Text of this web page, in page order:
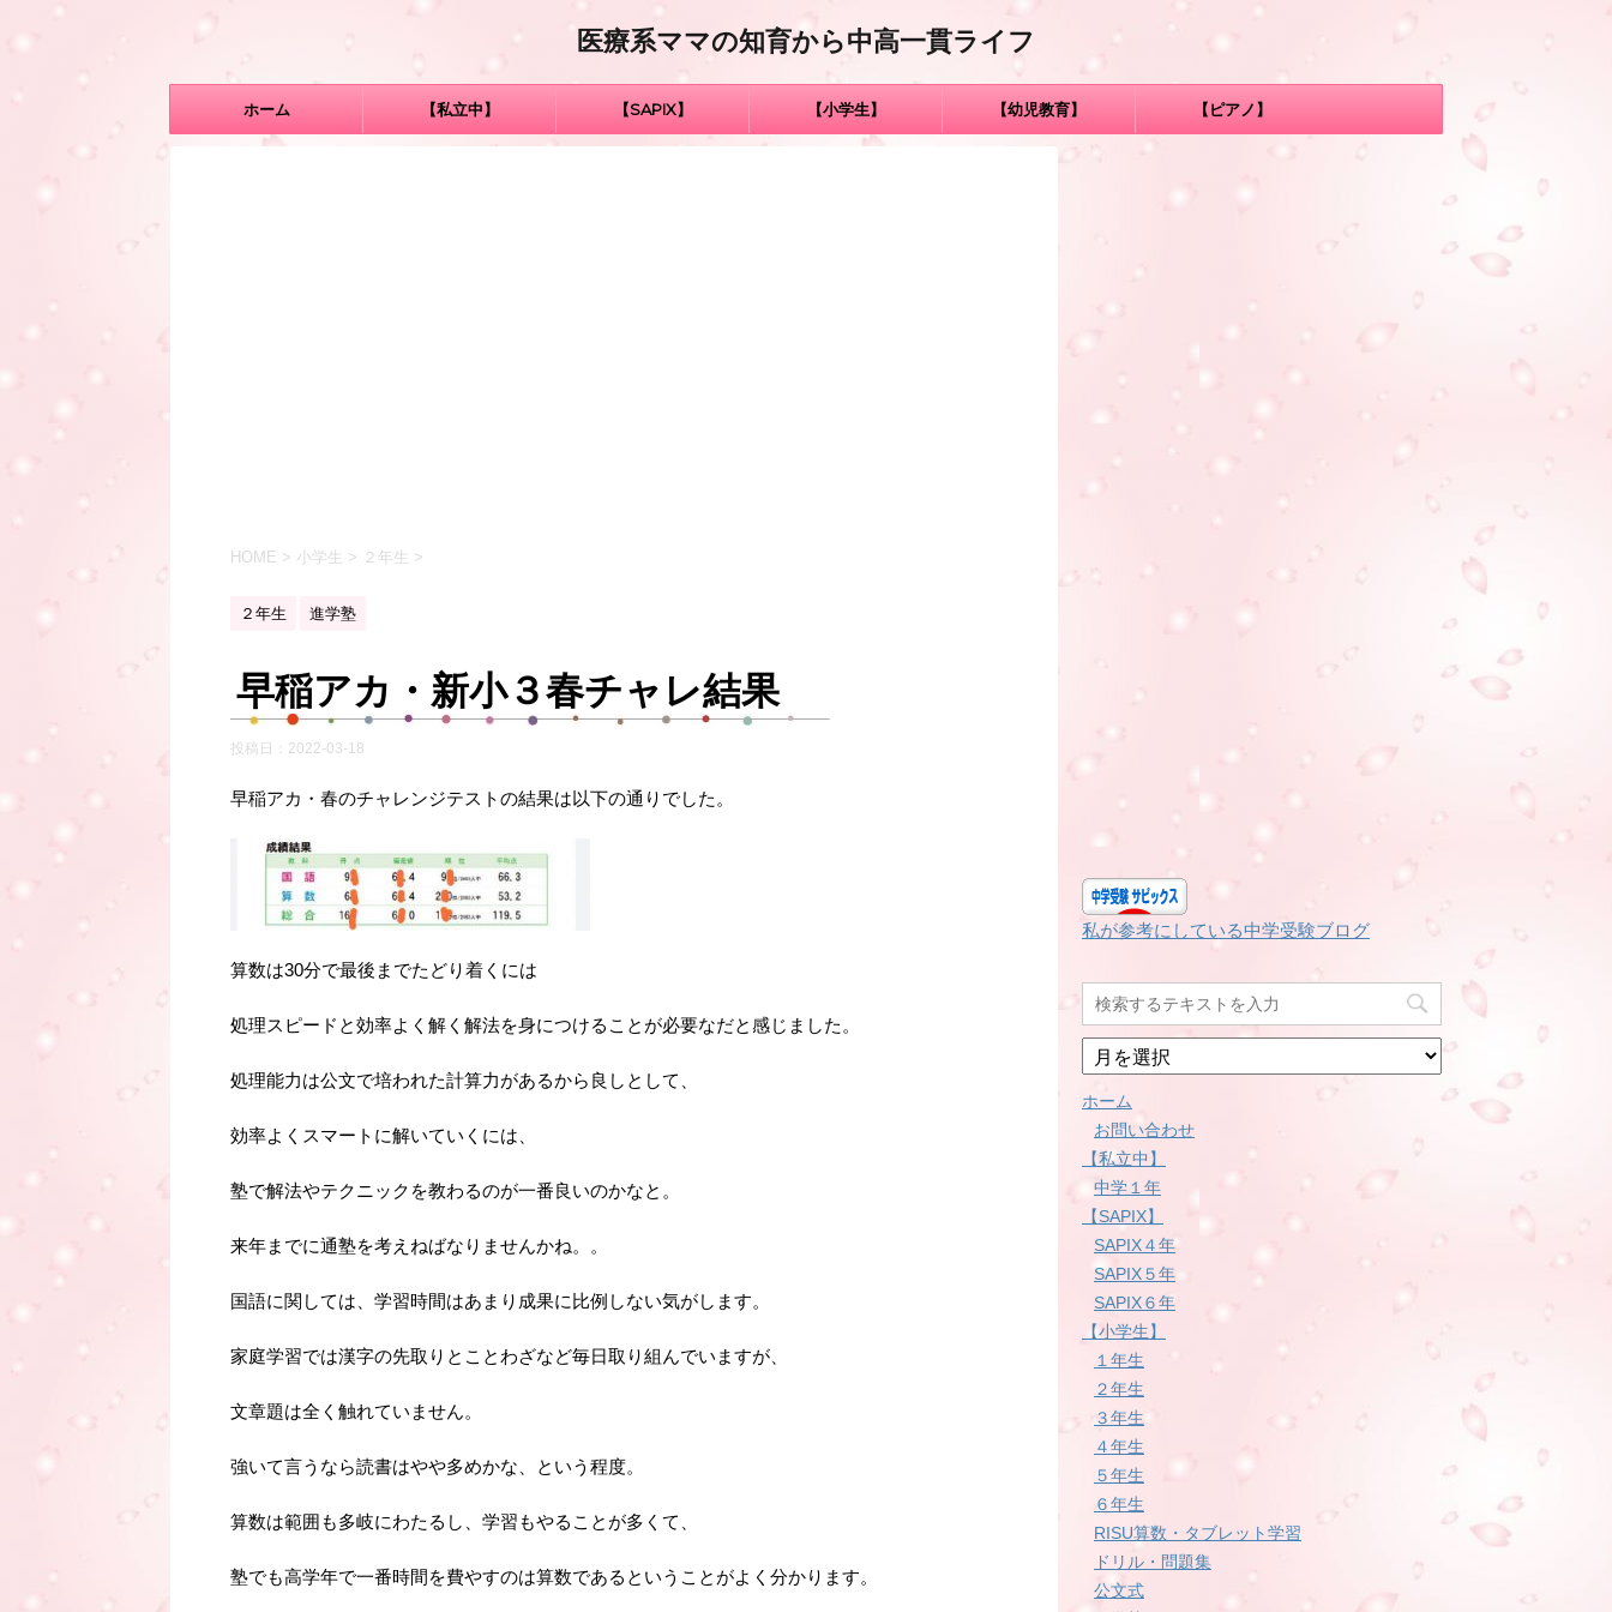
医療系ママの知育から中高一貫ライフ
ホーム 【私立中】 【SAPIX】 【小学生】 【幼児教育】 【ピアノ】
HOME > 小学生 > ２年生 >
２年生 進学塾
早稲アカ・新小３春チャレ結果
投稿日： 2022-03-18
早稲アカ・春のチャレンジテストの結果は以下の通りでした。
算数は30分で最後までたどり着くには
処理スピードと効率よく解く解法を身につけることが必要なだと感じました。
処理能力は公文で培われた計算力があるから良しとして、
効率よくスマートに解いていくには、
塾で解法やテクニックを教わるのが一番良いのかなと。
来年までに通塾を考えねばなりませんかね。。
国語に関しては、学習時間はあまり成果に比例しない気がします。
家庭学習では漢字の先取りとことわざなど毎日取り組んでいますが、
文章題は全く触れていません。
強いて言うなら読書はやや多めかな、という程度。
算数は範囲も多岐にわたるし、学習もやることが多くて、
塾でも高学年で一番時間を費やすのは算数であるということがよく分かります。
私が参考にしている中学受験ブログ
月
別
ホーム
お問い合わせ
【私立中】
中学１年
【SAPIX】
SAPIX４年
SAPIX５年
SAPIX６年
【小学生】
１年生
２年生
３年生
４年生
５年生
６年生
RISU算数・タブレット学習
ドリル・問題集
公文式